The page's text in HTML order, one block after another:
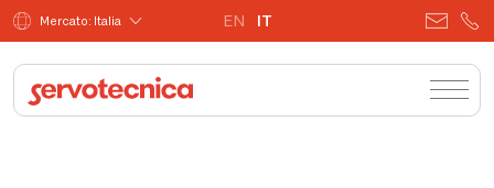
Mercato: Italia EN IT